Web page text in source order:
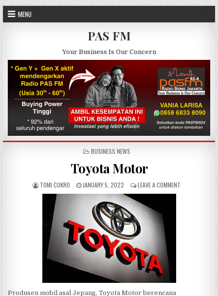
Skip to content
MENU
PAS FM
Your Business Is Our Concern
POSTED IN
BUSINESS NEWS
Toyota Motor
AUTHOR:
TOMI COKRO PUBLISHED DATE:
JANUARY 5, 2022 LEAVE A COMMENT ON TOYOTA
Produsen mobil asal Jepang, Toyota Motor berencana